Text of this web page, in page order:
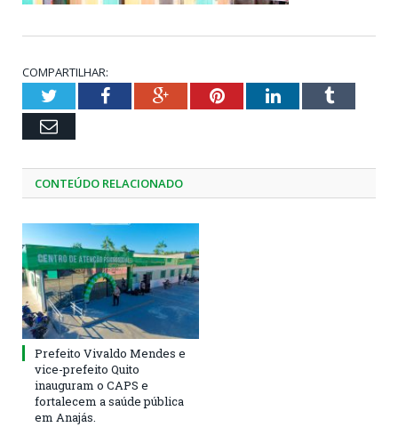
COMPARTILHAR:
TwitterFacebookGoogle+PinterestLinkedInTumblr
Email
CONTEÚDO RELACIONADO
Prefeito Vivaldo Mendes e
vice-prefeito Quito
inauguram o CAPS e
fortalecem a saúde pública
em Anajás.